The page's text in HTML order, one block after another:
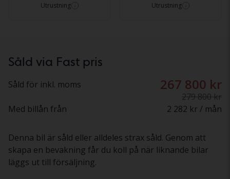
Utrustning Utrustning
Såld via Fast pris
Såld för inkl. moms 267 800 kr
279 800 kr
Med billån från
2 282 kr / mån
Denna bil är såld eller alldeles strax såld. Genom att
skapa en bevakning får du koll på när liknande bilar
läggs ut till försäljning.